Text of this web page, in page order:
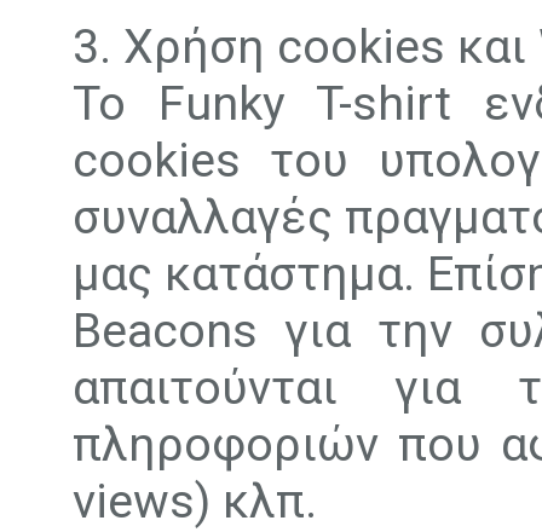
3. Χρήση cookies και
To Funky T-shirt
cookies του
συναλλαγές
μας κατάστημα.
Beacons για την
απαιτούνται για
πληροφοριών που
views) κλπ.